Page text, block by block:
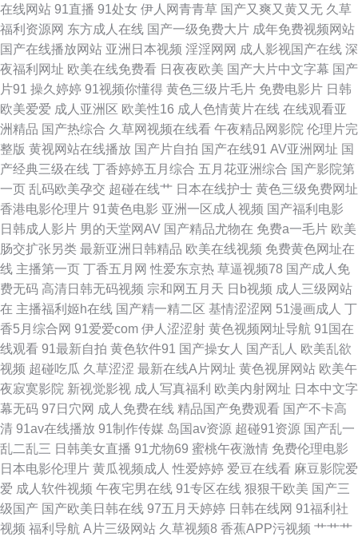
日韩色情妈妈 91人妻喷水在线 国产福利AV网站 青青草原在线伊人 91国产视
在线观看 久久精品国产网站九九 在线h网 国产高潮精品久久 久久精产品 91
伊人视频 久草国内 亚洲不卡网 91在线制服直播 九色国产白浆91 91传媒在
线观看 国产精品一区二区陕西 午夜在线色天堂 91做爱视频 久草免费欧美 先
锋资源天堂av 91色色影院 国产精品伦子伦 国一不卡乱伦 丝袜足交性爱视频
国产九色蝌蚪91 色五月成人导航 91视频在线手机播放 先锋影音aV中文字幕
国产精品v 日韩亚洲综合在线 日本A片不卡 国产日韩久久 色网淫网五月天 91
老湿机 蜜臀av勉费论理 欧美内射网站 青娱乐婷婷五月天亚洲 亚洲一区二区
三区婷婷 欧美成人精品 日韩妞妞黄色网 91综合在线视频 欧美性爱区第一页
91夫妻原创久久 东方α√ 日韩A视频 91社久久 黄色成人一区二区在线 91社区
试看一分钟 91she九色精品国产 亚洲97 www肏肏 欧美成人拍拍视频网站
91love海角熟女 超碰人人草 欧美中出久久 91狼友视频 色妇2p av成人天堂
网 人人操综合 91最新在线观看网址 男人的天堂网V 91精品日韩专区 国产精
品色 午夜天堂精品久久网 92自啪 婷婷社区成人 阿V欧美视频 人妻先锋资源
在线网站 91直播 91处女 伊人网青青草 国产又爽又黄又无 久草
福利资源网 东方成人在线 国产一级免费大片 成年免费视频网站
国产在线播放网站 亚洲日本视频 淫淫网网 成人影视国产在线 深
夜福利网址 欧美在线免费看 日夜夜欧美 国产大片中文字幕 国产
片91 操久婷婷 91视频你懂得 黄色三级片毛片 免费电影片 日韩
欧美爱爱 成人亚洲区 欧美性16 成人色情黄片在线 在线观看亚
洲精品 国产热综合 久草网视频在线看 午夜精品网影院 伦理片完
整版 黄视网站在线播放 国产片自拍 国产在线91 AV亚洲网址 国
产经典三级在线 丁香婷婷五月综合 五月花亚洲综合 国产影院第
一页 乱码欧美孕交 超碰在线艹 日本在线护士 黄色三级免费网址
香港电影伦理片 91黄色电影 亚洲一区成人视频 国产福利电影
日韩成人影片 男的天堂网AV 国产精品尤物在 免费a一毛片 欧美
肠交扩张另类 最新亚洲日韩精品 欧美在线视频 免费黄色网址在
线 主播第一页 丁香五月网 性爱东京热 草逼视频78 国产成人免
费无码 高清日韩无码视频 宗和网五月天 日b视频 成人三级网站
在 主播福利姬h在线 国产精一精二区 基情涩涩网 51漫画成人 丁
香5月综合网 91爱爱com 伊人涩涩射 黄色视频网址导航 91国在
线观看 91最新自拍 黄色软件91 国产操女人 国产乱人 欧美乱欲
视频 超碰吃瓜 久草涩涩 最新在线A片网址 黄色视屏网站 欧美午
夜寂寞影院 新视觉影视 成人写真福利 欧美内射网址 日本中文字
幕无码 97日穴网 成人免费在线 精品国产免费观看 国产不卡高
清 91av在线播放 91制作传媒 岛国av资源 超碰91资源 国产乱一
乱二乱三 日韩美女直播 91尤物69 蜜桃午夜激情 免费伦理电影
日本电影伦理片 黄瓜视频成人 性爱婷婷 爱豆在线看 麻豆影院爱
爱 成人软件视频 午夜宅男在线 91专区在线 狠狠干欧美 国产三
级国产 国产欧美日韩在线 97五月天婷婷 日韩在线网 91福利社
视频 福利导航 A片三级网站 久草视频8 香蕉APP污视频 艹艹艹